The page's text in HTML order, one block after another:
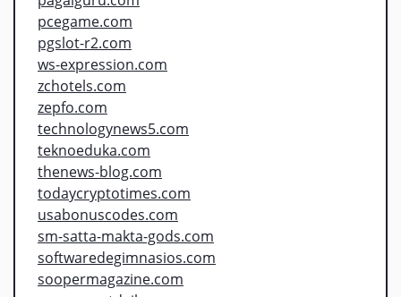
pcegame.com
pgslot-r2.com
ws-expression.com
zchotels.com
zepfo.com
technologynews5.com
teknoeduka.com
thenews-blog.com
todaycryptotimes.com
usabonuscodes.com
sm-satta-makta-gods.com
softwaredegimnasios.com
soopermagazine.com